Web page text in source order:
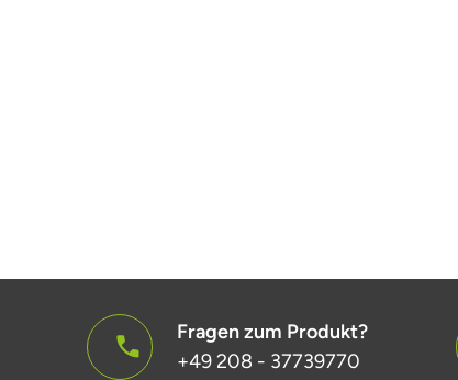
Fragen zum Produkt?
+49 208 - 37739770